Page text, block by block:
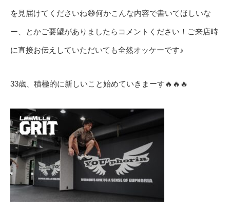
を見届けてくださいね😅何かこんな内容で書いてほしいな
ー、とかご要望がありましたらコメントください！ご来店時
に直接お伝えしていただいても全然オッケーです♪
33歳、積極的に新しいこと始めていきまーす🔥🔥🔥